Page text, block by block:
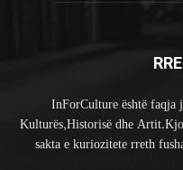
InForCulture është
Kulturës,Historisë dhe
sakta e kuriozitete rreth